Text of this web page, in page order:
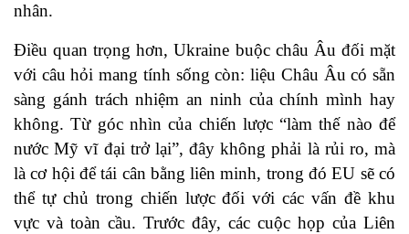
nhân.
Điều quan trọng hơn, Ukraine buộc châu Âu đối mặt
với câu hỏi mang tính sống còn: liệu Châu Âu có sẵn
sàng gánh trách nhiệm an ninh của chính mình hay
không. Từ góc nhìn của chiến lược “làm thế nào để
nước Mỹ vĩ đại trở lại”, đây không phải là rủi ro, mà
là cơ hội để tái cân bằng liên minh, trong đó EU sẽ có
thể tự chủ trong chiến lược đối với các vấn đề khu
vực và toàn cầu. Trước đây, các cuộc họp của Liên